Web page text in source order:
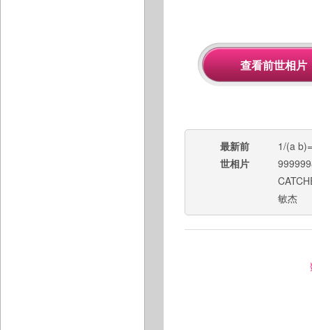
最新前
世相片
1/(a b)=
敏杰